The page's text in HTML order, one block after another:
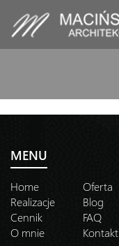
MENU
Home
Oferta
Realizacje
Blog
Cennik
FAQ
O mnie
Kontakt